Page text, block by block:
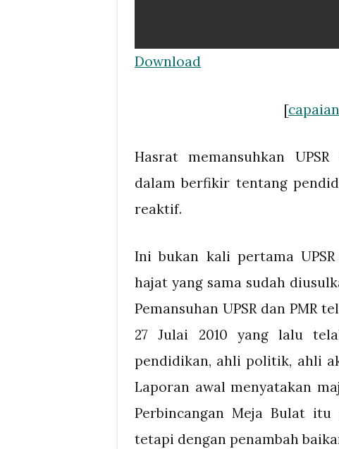
Download
[
Hasrat memansuhkan
dalam berfikir tentang
reaktif.
Ini bukan kali pertama
hajat yang sama sudah
Pemansuhan UPSR dan PMR
27 Julai 2010 yang lalu
pendidikan, ahli politik, ahli
Laporan awal menyatakan
Perbincangan Meja Bulat itu
tetapi dengan penambah